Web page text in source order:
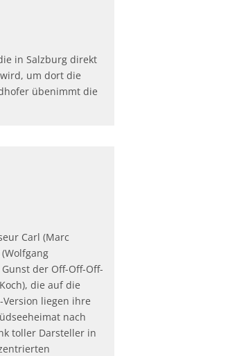
in Salzburg direkt
um dort die
übenimmt die
Carl (Marc
der Off-Off-Off-
die auf die
liegen ihre
nach
toller Darsteller in